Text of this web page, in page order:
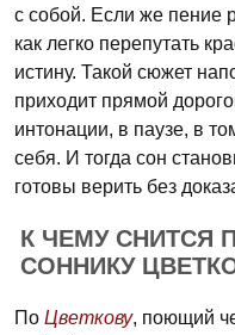
с собой. Если же пение
как легко перепутать
истину. Такой сюжет
приходит прямой
интонации, в паузе, в
себя. И тогда сон
готовы верить без
К ЧЕМУ СНИТСЯ
СОННИКУ
По Цветкову, поющий